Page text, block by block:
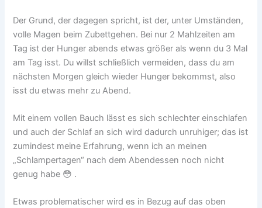
Der Grund, der dagegen spricht, ist der, unter Umständen,
volle Magen beim Zubettgehen. Bei nur 2 Mahlzeiten am
Tag ist der Hunger abends etwas größer als wenn du 3 Mal
am Tag isst. Du willst schließlich vermeiden, dass du am
nächsten Morgen gleich wieder Hunger bekommst, also
isst du etwas mehr zu Abend.
Mit einem vollen Bauch lässt es sich schlechter einschlafen
und auch der Schlaf an sich wird dadurch unruhiger; das ist
zumindest meine Erfahrung, wenn ich an meinen
„Schlampertagen“ nach dem Abendessen noch nicht
genug habe 😳 .
Etwas problematischer wird es in Bezug auf das oben